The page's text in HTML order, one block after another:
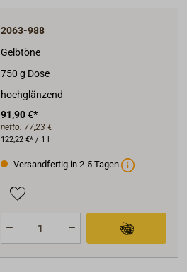
2063-988
Gelbtöne
750 g Dose
hochglänzend
91,90 €*
netto: 77,23 €
122,22 €* / 1 l
Versandfertig in 2-5 Tagen.